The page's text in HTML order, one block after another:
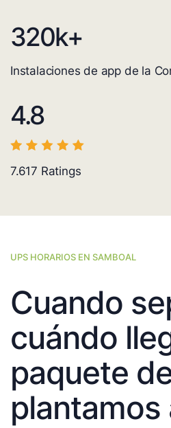
320k+
Instalaciones de app de la
4.8
7.617 Ratings
UPS HORARIOS EN SAMBOAL
Cuando
cuándo
paquete
plantamos